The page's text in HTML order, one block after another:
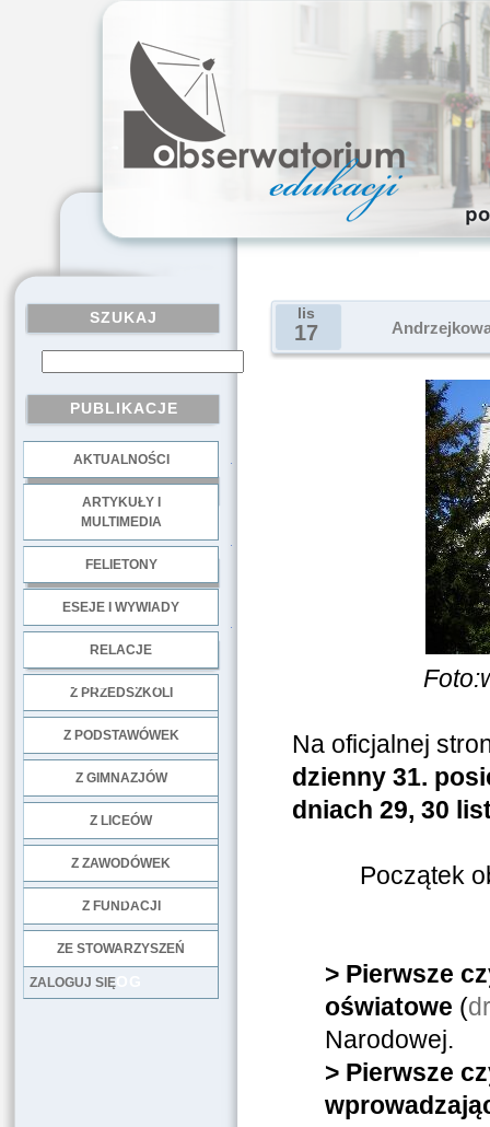
SZUKAJ
PUBLIKACJE
AKTUALNOŚCI
ARTYKUŁY I
MULTIMEDIA
FELIETONY
ESEJE I WYWIADY
RELACJE
Z PRZEDSZKOLI
Z PODSTAWÓWEK
Z GIMNAZJÓW
Z LICEÓW
Z ZAWODÓWEK
Z FUNDACJI
ZE STOWARZYSZEŃ
LOG
ZALOGUJ SIĘ
lis
17
Na oficjalnej
dzienny 31.
dniach 29, 30
Początek
> Pierwsze
oświatowe (
Narodowej.
> Pierwsze